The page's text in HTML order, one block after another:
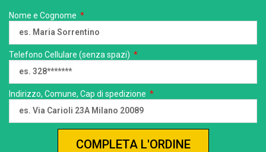
Nome e Cognome
Telefono Cellulare (senza spazi)
Indirizzo, Comune, Cap di spedizione
COMPLETA L'ORDINE